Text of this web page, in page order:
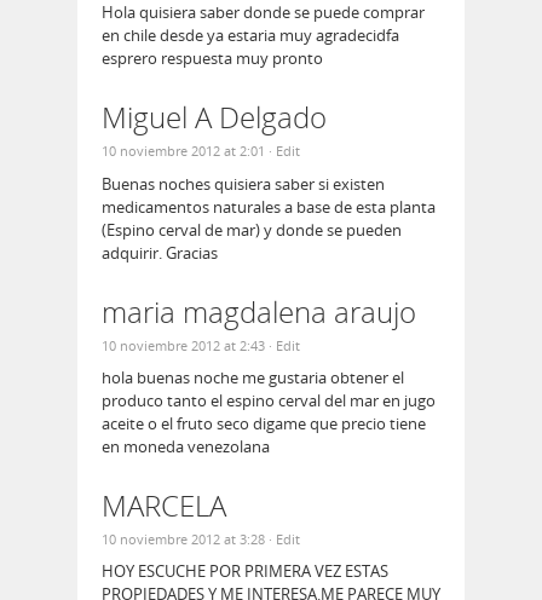
Hola quisiera saber donde se puede comprar
en chile desde ya estaria muy agradecidfa
esprero respuesta muy pronto
Miguel A Delgado
10 noviembre 2012 at 2:01 · Edit
Buenas noches quisiera saber si existen
medicamentos naturales a base de esta planta
(Espino cerval de mar) y donde se pueden
adquirir. Gracias
maria magdalena araujo
10 noviembre 2012 at 2:43 · Edit
hola buenas noche me gustaria obtener el
produco tanto el espino cerval del mar en jugo
aceite o el fruto seco digame que precio tiene
en moneda venezolana
MARCELA
10 noviembre 2012 at 3:28 · Edit
HOY ESCUCHE POR PRIMERA VEZ ESTAS
PROPIEDADES Y ME INTERESA.ME PARECE MUY